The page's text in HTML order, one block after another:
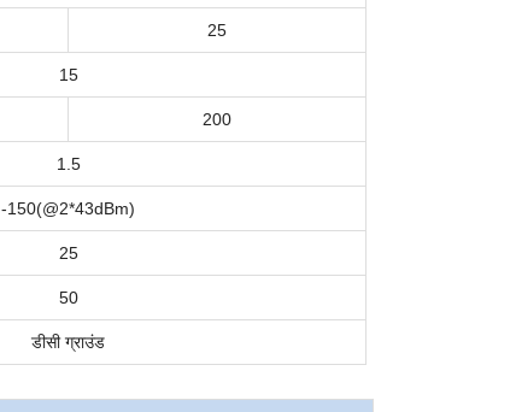
25
15
200
1.5
-150(@2*43dBm)
25
50
डीसी ग्राउंड